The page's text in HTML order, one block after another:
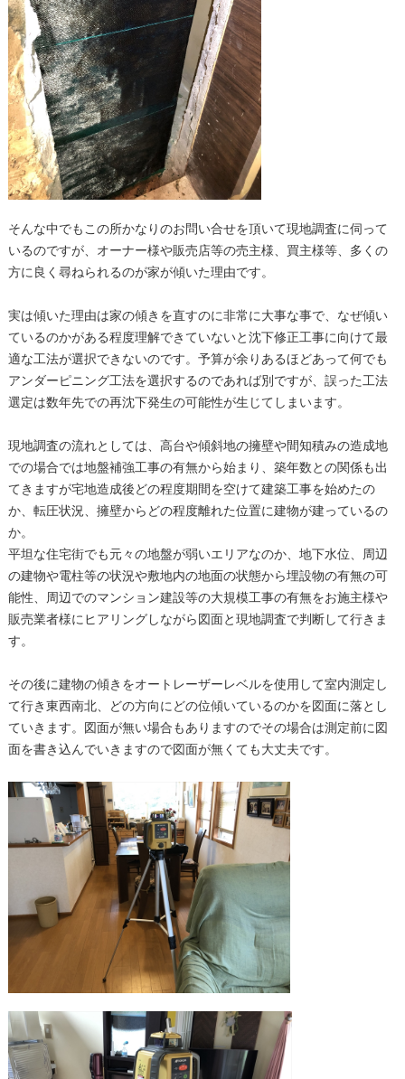
そんな中でもこの所かなりのお問い合せを頂いて現地調査に伺って
いるのですが、オーナー様や販売店等の売主様、買主様等、多くの
方に良く尋ねられるのが家が傾いた理由です。
実は傾いた理由は家の傾きを直すのに非常に大事な事で、なぜ傾い
ているのかがある程度理解できていないと沈下修正工事に向けて最
適な工法が選択できないのです。予算が余りあるほどあって何でも
アンダーピニング工法を選択するのであれば別ですが、誤った工法
選定は数年先での再沈下発生の可能性が生じてしまいます。
現地調査の流れとしては、高台や傾斜地の擁壁や間知積みの造成地
での場合では地盤補強工事の有無から始まり、築年数との関係も出
てきますが宅地造成後どの程度期間を空けて建築工事を始めたの
か、転圧状況、擁壁からどの程度離れた位置に建物が建っているの
か。
平坦な住宅街でも元々の地盤が弱いエリアなのか、地下水位、周辺
の建物や電柱等の状況や敷地内の地面の状態から埋設物の有無の可
能性、周辺でのマンション建設等の大規模工事の有無をお施主様や
販売業者様にヒアリングしながら図面と現地調査で判断して行きま
す。
その後に建物の傾きをオートレーザーレベルを使用して室内測定し
て行き東西南北、どの方向にどの位傾いているのかを図面に落とし
ていきます。図面が無い場合もありますのでその場合は測定前に図
面を書き込んでいきますので図面が無くても大丈夫です。